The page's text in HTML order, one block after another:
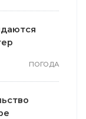
ПОГОДА